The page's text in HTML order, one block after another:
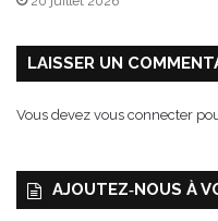
LAISSER UN
Vous devez vous connecter
AJOUTEZ‑NOUS À